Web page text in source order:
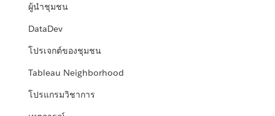
ผู้นำชุมชน
DataDev
โปรเจกต์ของชุมชน
Tableau Neighborhood
โปรแกรมวิชาการ